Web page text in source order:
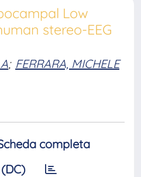
Low
stereo-EEG
; FERRARA, MICHELE
completa